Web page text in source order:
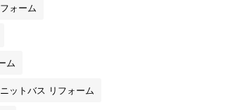
ォーム
ム
ットバス リフォーム